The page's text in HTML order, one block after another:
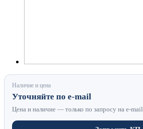
Наличие и цена
Уточняйте по e-mail
Цена и наличие — только по запросу на e-mail